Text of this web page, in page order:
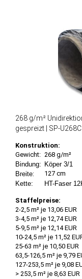
268 g/m²
gespreizt | SP-U268C
Konstruktion:
Gewicht: 268 g/m²
Bindung: Köper 3/1
Breite:
127 cm
Kette:
HT-Faser
Staffelpreise:
2-2,5 m² je 13,06 EUR
3-4,5 m² je 12,74 EUR
5-9,5 m² je 12,14 EUR
10-24,5 m² je 11,52
25-63 m² je 10,50 EUR
63,5-126,5 m² je 9,79
127-253,5 m² je 9,08
> 253,5 m² je 8,63 EUR